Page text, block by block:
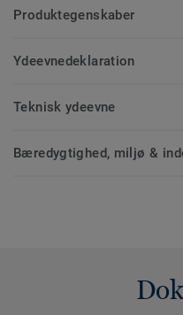
Produktegenskaber
Ydeevnedeklaration
Teknisk ydeevne
Bæredygtighed, miljø &